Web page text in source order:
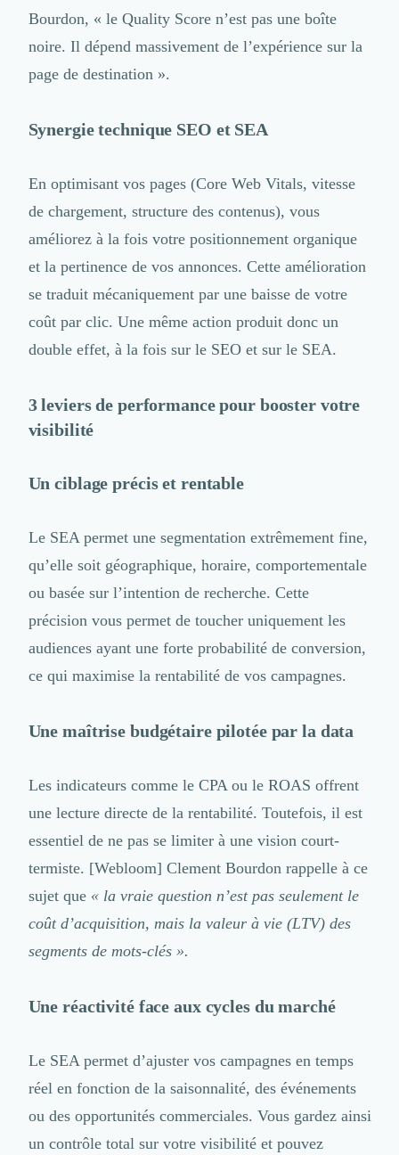
Bourdon, « le Quality Score n’est pas une boîte
noire. Il dépend massivement de l’expérience sur la
page de destination ».
Synergie technique SEO et SEA
En optimisant vos pages (Core Web Vitals, vitesse
de chargement, structure des contenus), vous
améliorez à la fois votre positionnement organique
et la pertinence de vos annonces. Cette amélioration
se traduit mécaniquement par une baisse de votre
coût par clic. Une même action produit donc un
double effet, à la fois sur le SEO et sur le SEA.
3 leviers de performance pour booster votre
visibilité
Un ciblage précis et rentable
Le SEA permet une segmentation extrêmement fine,
qu’elle soit géographique, horaire, comportementale
ou basée sur l’intention de recherche. Cette
précision vous permet de toucher uniquement les
audiences ayant une forte probabilité de conversion,
ce qui maximise la rentabilité de vos campagnes.
Une maîtrise budgétaire pilotée par la data
Les indicateurs comme le CPA ou le ROAS offrent
une lecture directe de la rentabilité. Toutefois, il est
essentiel de ne pas se limiter à une vision court-
termiste. [Webloom] Clement Bourdonrappelle à ce
sujet que « la vraie question n’est pas seulement le
coût d’acquisition, mais la valeur à vie (LTV) des
segments de mots-clés ».
Une réactivité face aux cycles du marché
Le SEA permet d’ajuster vos campagnes en temps
réel en fonction de la saisonnalité, des événements
ou des opportunités commerciales. Vous gardez ainsi
un contrôle total sur votre visibilité et pouvez